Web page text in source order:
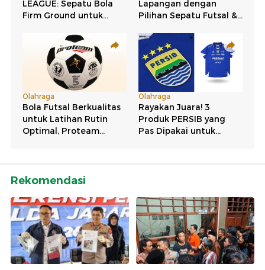
Rekomendasi